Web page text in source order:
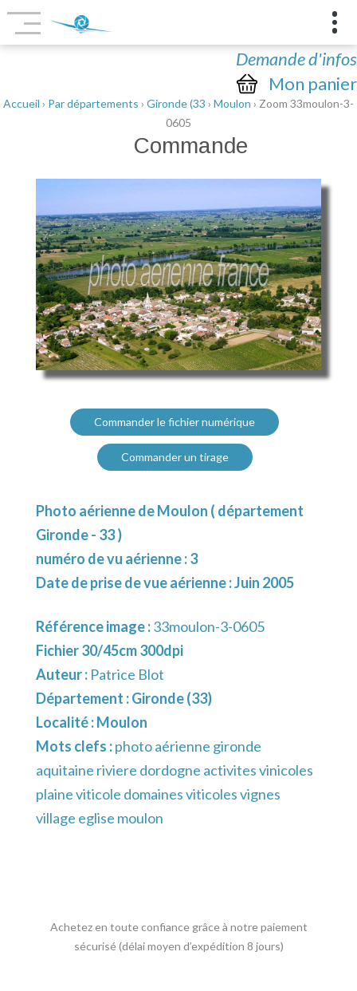
Demande d'infos
Mon panier
Accueil › Par départements › Gironde (33 › Moulon › Zoom 33moulon-3-
0605
Commande
Commander le fichier numérique
Commander un tirage
Photo aérienne de Moulon ( département
Gironde - 33 )
numéro de vu aérienne : 3
Date de prise de vue aérienne : Juin 2005
Référence image :33moulon-3-0605
Fichier 30/45cm 300dpi
Auteur : Patrice Blot
Département :Gironde (33)
Localité :Moulon
Mots clefs :photo aérienne gironde
aquitaine riviere dordogne activites vinicoles
plaine viticole domaines viticoles vignes
village eglise moulon
Achetez en toute confiance grâce à notre paiement
sécurisé (délai moyen d’expédition 8 jours)